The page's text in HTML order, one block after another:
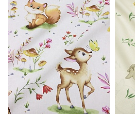
Цветопередача может отличаться
ткани в зависимости от настроек
зависимости от партии тон ткани
Электронная почта
Ознакомлен(а) сПолитикой
данных
и даю
Согласие на
данных